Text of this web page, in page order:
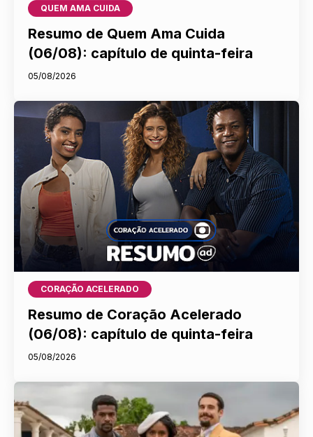
QUEM AMA CUIDA
Resumo de Quem Ama Cuida
(06/08): capítulo de quinta-feira
05/08/2026
CORAÇÃO ACELERADO
Resumo de Coração Acelerado
(06/08): capítulo de quinta-feira
05/08/2026